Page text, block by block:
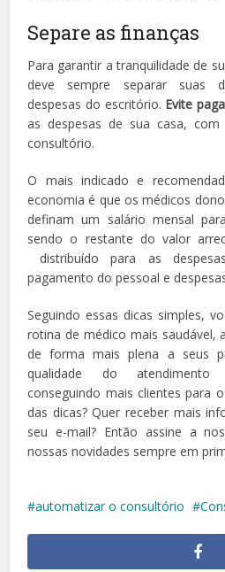
Separe as finanças
Para garantir a tranquilidade de
deve sempre separar suas
despesas do escritório. Evite
as despesas de sua casa,
consultório.
O mais indicado e
economia é que os médicos
definam um salário mensal
sendo o restante do valor
distribuído para as
pagamento do pessoal e
Seguindo essas dicas simples,
rotina de médico mais saudável,
de forma mais plena a seus
qualidade do atendimento
conseguindo mais clientes para
das dicas? Quer receber mais
seu e-mail? Então assine a
nossas novidades sempre em
automatizar o consultório